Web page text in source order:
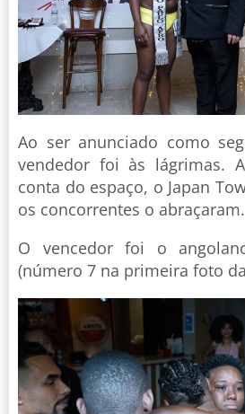
Ao ser anunciado como
vendedor foi às lágrimas.
conta do espaço, o Japan
os concorrentes o abraçaram.
O vencedor foi o
(número 7 na primeira foto